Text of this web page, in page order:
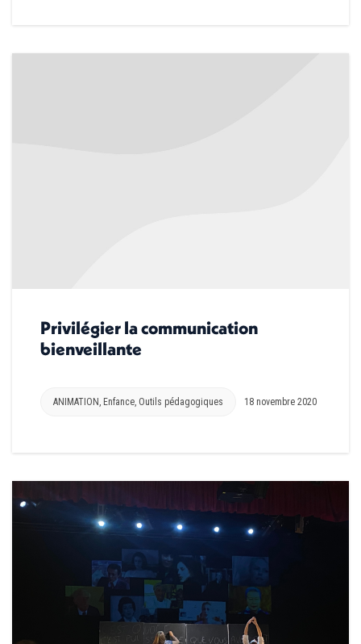
Privilégier la communication
bienveillante
ANIMATION , Enfance, Outils pédagogiques 18 novembre 2020